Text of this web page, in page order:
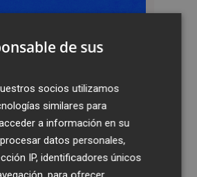
de sus
socios utilizamos
similares para
a información en su
datos personales,
IP, identificadores únicos